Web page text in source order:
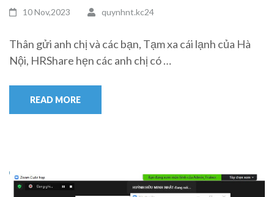
10 Nov,2023 quynhnt.kc24
Thân gửi anh chị và các bạn, Tạm xa cái lạnh của Hà
Nội, HRShare hẹn các anh chị có …
READ MORE